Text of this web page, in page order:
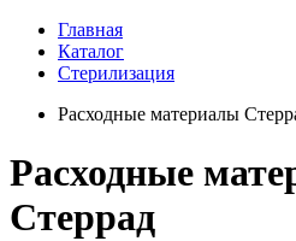
Главная
Каталог
Стерилизация
Расходные материалы
Расходные
Стеррад